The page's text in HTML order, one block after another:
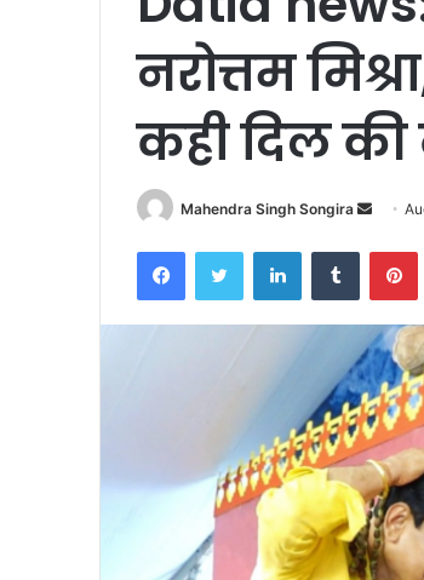
नरोत्तम
कही दिल की
Mahendra Singh Songira
Send
email
FacebookTwitter LinkedInTumblr